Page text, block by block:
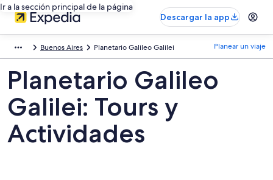
Ir a la sección principal de la página
Descargar la app
Buenos Aires Planetario Galileo Galilei Planear un viaje
Planetario Galileo
Galilei: Tours y
Actividades